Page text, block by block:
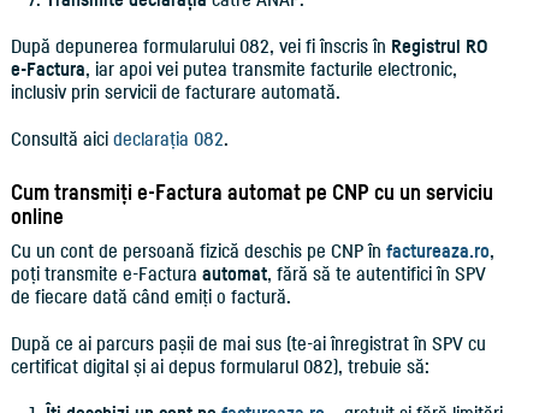
După depunerea formularului 082, vei fi înscris în Registrul RO
e-Factura, iar apoi vei putea transmite facturile electronic,
inclusiv prin servicii de facturare automată.
Consultă aici declarația 082.
Cum transmiți e-Factura automat pe CNP cu un serviciu
online
Cu un cont de persoană fizică deschis pe CNP în factureaza.ro,
poți transmite e-Factura automat, fără să te autentifici în SPV
de fiecare dată când emiți o factură.
După ce ai parcurs pașii de mai sus (te-ai înregistrat în SPV cu
certificat digital și ai depus formularul 082), trebuie să: